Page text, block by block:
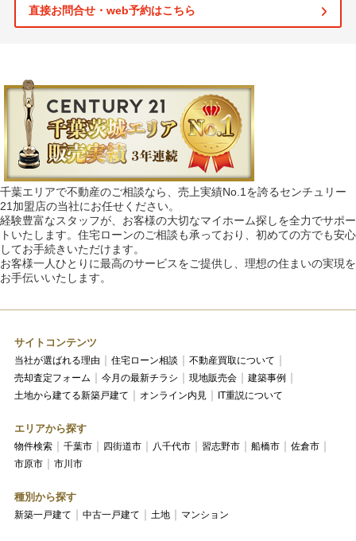
直接お問合せ・web予約はこちら
千葉エリアで不動産のご相談なら、売上実績No.1を誇るセンチュリー
21加盟店の当社にお任せください。
経験豊富なスタッフが、お客様の大切なマイホーム探しを全力でサポー
トいたします。住宅ローンのご相談も承っており、初めての方でも安心
してお手続きいただけます。
お客様一人ひとりに最高のサービスをご提供し、理想の住まいの実現を
お手伝いいたします。
サイトコンテンツ
当社が選ばれる理由 住宅ローン相談
不動産買取について
売却査定フォーム
今月の最新チラシ 現地販売会
建築事例
土地から建てる新築戸建て
オンライン内見 IT重説について
エリアから探す
物件検索 千葉市 四街道市 八千代市 習志野市 船橋市
佐倉市
市原市
市川市
種別から探す
新築一戸建て 中古一戸建て 土地 マンション